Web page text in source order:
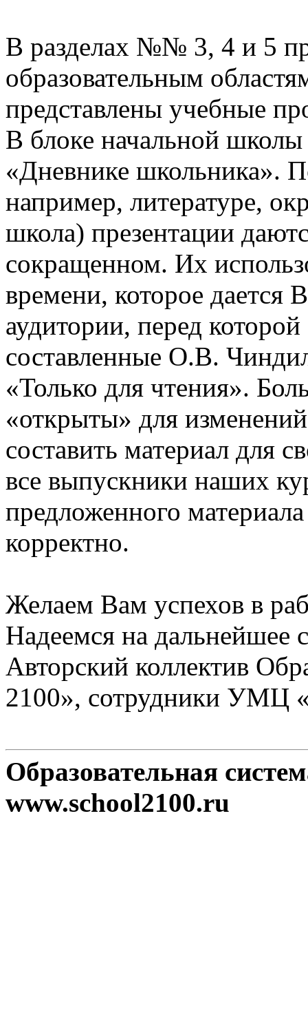
В разделах №№ 3, 4 и 5
образовательным
представлены учебные
В блоке начальной
«Дневнике школьника».
например, литературе,
школа) презентации
сокращенном. Их
времени, которое дается
аудитории, перед
составленные О.В.
«Только для чтения».
«открыты» для
составить материал для
все выпускники наших
предложенного
корректно.
Желаем Вам успехов в
Надеемся на дальнейшее
Авторский коллектив
2100», сотрудники УМЦ
Образовательная
www.school2100.ru